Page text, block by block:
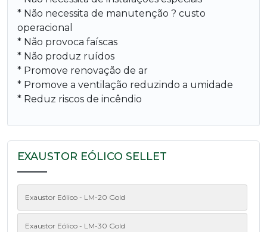
* Não necessita de manutenção ? custo
operacional
* Não provoca faíscas
* Não produz ruídos
* Promove renovação de ar
* Promove a ventilação reduzindo a umidade
* Reduz riscos de incêndio
EXAUSTOR EÓLICO SELLET
Exaustor Eólico - LM-20 Gold
Exaustor Eólico - LM-30 Gold